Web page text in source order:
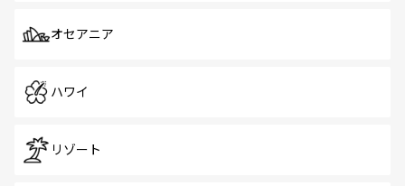
オセアニア
ハワイ
リゾート